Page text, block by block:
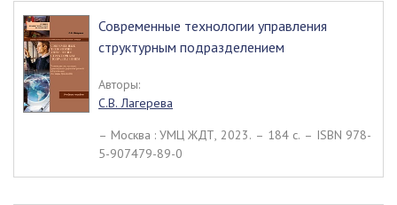
Современные технологии управления
структурным подразделением
Авторы:
С.В. Лагерева
– Москва : УМЦ ЖДТ, 2023. – 184 c. – ISBN 978-
5-907479-89-0